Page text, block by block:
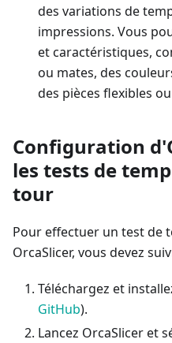
des variations de
impressions. Vous
et caractéristiques,
ou mates, des
des pièces flexibles
Configuration
les tests de
tour
Pour effectuer un test de
OrcaSlicer, vous devez
Téléchargez et
GitHub).
Lancez OrcaSlicer et